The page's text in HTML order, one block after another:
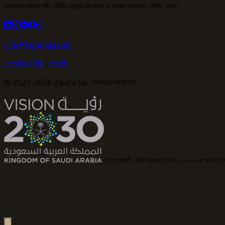
আপনার আদর্শ সঙ্গী সৌদি আরবে জিয়ারত ও ভ্রমণের জন্য সৌদি আরব
info@ziyarago.com
গোপনীয়তা নীতি|শর্তাবলী
© 2023-2026 Ziyara Go. সর্বস্বত্ব সংরক্ষিত
এই প্রকল্পটি সৌদি আরবের ভিশন ২০৩০-এর আওতায়